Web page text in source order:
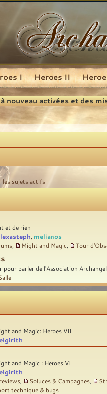
I Heroes II
nouveau activées et des
les sujets actifs
et de rien
melianos
Might and Magic Tour
pour parler de l'Association
and Magic: Heroes VII
and Magic : Heroes VI
Soluces & Campagnes
technique & bugs